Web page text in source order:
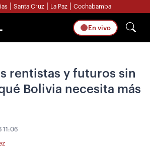
Santa Cruz La Paz Cochabamba
En vivo
rentistas y futuros sin
Bolivia necesita más
11:06